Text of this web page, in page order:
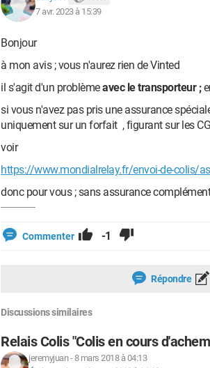
7 avr. 2023 à 15:39
Bonjour
à mon avis ; vous n'aurez rien de Vinted
il s'agit d'un problèmeavec le transporteur ;
si vous n'avez pas pris une assurance
uniquement sur un forfait , figurant sur les
voir
https://www.mondialrelay.fr/envoi-de-colis/
donc pour vous ; sans assurance
Commenter -1
Répondre
Discussions similaires
Relais Colis "Colis en cours
jeremyjuan-8 mars 2018 à 04:13